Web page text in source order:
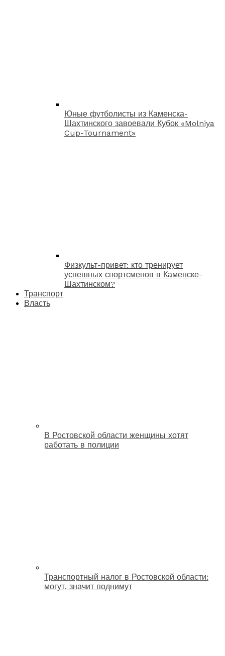
Юные футболисты из Каменска-
Шахтинского завоевали Кубок «Molniya
Cup-Tournament»
Физкульт-привет: кто тренирует
успешных спортсменов в Каменске-
Шахтинском?
Транспорт
Власть
В Ростовской области женщины хотят
работать в полиции
Транспортный налог в Ростовской области:
могут, значит поднимут